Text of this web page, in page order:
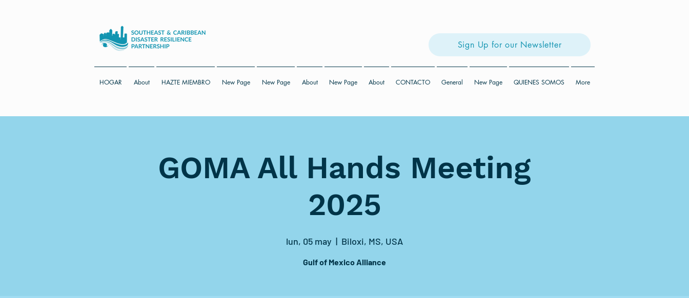
Sign Up for our Newsletter
HOGAR About HAZTE MIEMBRO New Page New Page About New Page About CONTACTO General New Page QUIENES SOMOS More
GOMA All Hands Meeting
2025
lun, 05 may
  |
Biloxi, MS, USA
Gulf of Mexico Alliance